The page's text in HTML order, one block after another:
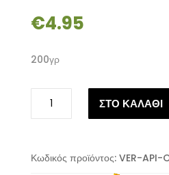
€4.95
200γρ
Απύρηνα
Bio
ΣΤΟ ΚΑΛΑΘΙ
Κωδικός προϊόντος: VER-API-